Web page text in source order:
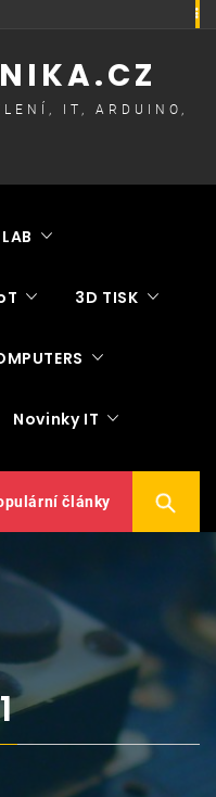
IT, ARDUINO,
3D TISK
Novinky IT
články